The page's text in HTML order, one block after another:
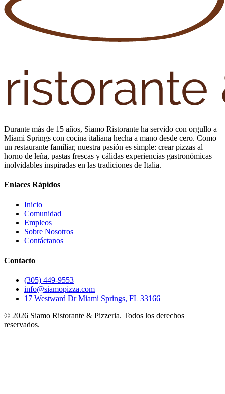
Durante más de 15 años, Siamo Ristorante ha servido con orgullo a
Miami Springs con cocina italiana hecha a mano desde cero. Como
un restaurante familiar, nuestra pasión es simple: crear pizzas al
horno de leña, pastas frescas y cálidas experiencias gastronómicas
inolvidables inspiradas en las tradiciones de Italia.
Enlaces Rápidos
Inicio
Comunidad
Empleos
Sobre Nosotros
Contáctanos
Contacto
(305) 449-9553
info@siamopizza.com
17 Westward Dr Miami Springs, FL 33166
© 2026 Siamo Ristorante & Pizzeria. Todos los derechos
reservados.